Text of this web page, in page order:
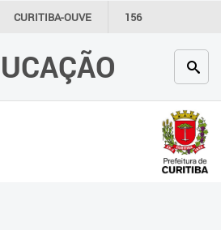
CURITIBA-OUVE 156
INFORMAÇÃO SECRETARIAS
×
×